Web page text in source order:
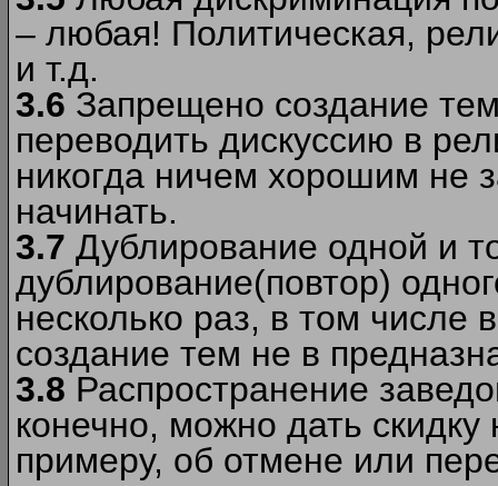
– любая! Политическая,
и т.д.
3.6 Запрещено создание
переводить дискуссию в
никогда ничем хорошим не
начинать.
3.7 Дублирование одной и
дублирование(повтор)
несколько раз, в том числе
создание тем не в
3.8 Распространение
конечно, можно дать
примеру, об отмене или